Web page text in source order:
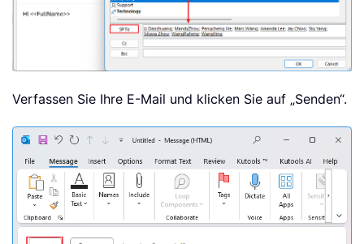
Verfassen Sie Ihre E-Mail und klicken Sie auf „Senden“.